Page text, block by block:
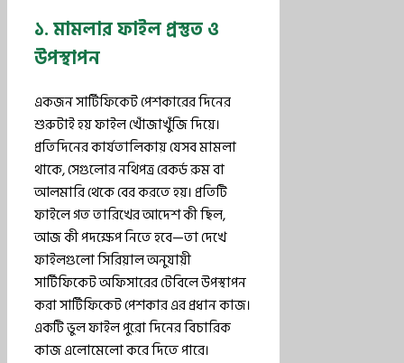
১. মামলার ফাইল প্রস্তুত ও
উপস্থাপন
একজন সার্টিফিকেট পেশকারের দিনের
শুরুটাই হয় ফাইল খোঁজাখুঁজি দিয়ে।
প্রতিদিনের কার্যতালিকায় যেসব মামলা
থাকে, সেগুলোর নথিপত্র রেকর্ড রুম বা
আলমারি থেকে বের করতে হয়। প্রতিটি
ফাইলে গত তারিখের আদেশ কী ছিল,
আজ কী পদক্ষেপ নিতে হবে—তা দেখে
ফাইলগুলো সিরিয়াল অনুযায়ী
সার্টিফিকেট অফিসারের টেবিলে উপস্থাপন
করা সার্টিফিকেট পেশকার এর প্রধান কাজ।
একটি ভুল ফাইল পুরো দিনের বিচারিক
কাজ এলোমেলো করে দিতে পারে।